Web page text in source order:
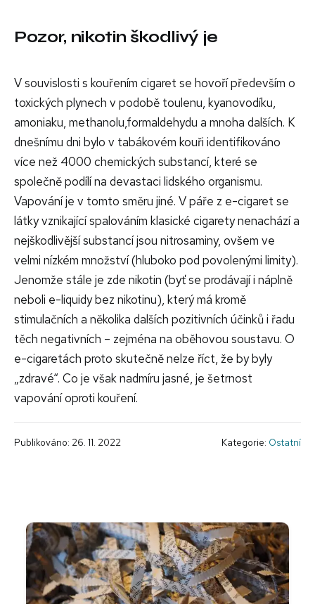
Pozor, nikotin škodlivý je
V souvislosti s kouřením cigaret se hovoří především o
toxických plynech v podobě toulenu, kyanovodíku,
amoniaku, methanolu,formaldehydu a mnoha dalších. K
dnešnímu dni bylo v tabákovém kouři identifikováno
více než 4000 chemických substancí, které se
společně podílí na devastaci lidského organismu.
Vapování je v tomto směru jiné. V páře z e-cigaret se
látky vznikající spalováním klasické cigarety nenachází a
nejškodlivější substancí jsou nitrosaminy, ovšem ve
velmi nízkém množství (hluboko pod povolenými limity).
Jenomže stále je zde nikotin (byť se prodávají i náplně
neboli e-liquidy bez nikotinu), který má kromě
stimulačních a několika dalších pozitivních účinků i řadu
těch negativních – zejména na oběhovou soustavu. O
e-cigaretách proto skutečně nelze říct, že by byly
„zdravé“. Co je však nadmíru jasné, je šetrnost
vapování oproti kouření.
Publikováno: 26. 11. 2022 Kategorie: Ostatní